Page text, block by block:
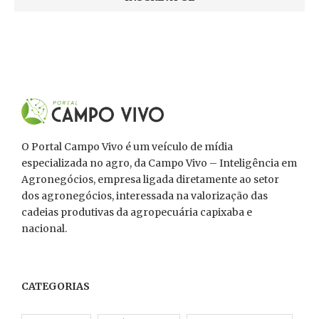
O Portal Campo Vivo é um veículo de mídia
especializada no agro, da Campo Vivo – Inteligência em
Agronegócios, empresa ligada diretamente ao setor
dos agronegócios, interessada na valorização das
cadeias produtivas da agropecuária capixaba e
nacional.
CATEGORIAS